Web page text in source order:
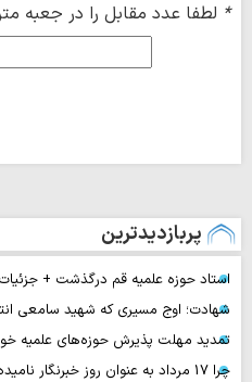
* لطفا عدد مقابل را در جعبه
پربازدیدترین
استاد حوزه علمیه قم درگذشت +
شهادت؛ اوج مسیری که شهید سامعی
تمدید مهلت پذیرش حوزه‌های علمیه
چرا 17 مرداد به عنوان روز خبرنگار نامیده شد؟